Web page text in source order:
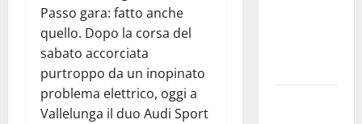
Passo gara: fatto anche
quello. Dopo la corsa del
sabato accorciata
purtroppo da un inopinato
problema elettrico, oggi a
Vallelunga il duo Audi Sport